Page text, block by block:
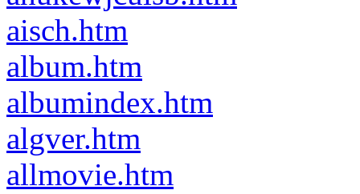
aisch.htm
album.htm
albumindex.htm
algver.htm
allmovie.htm